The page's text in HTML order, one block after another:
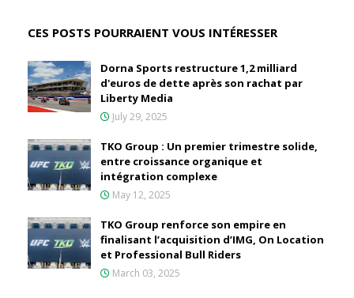
CES POSTS POURRAIENT VOUS INTÉRESSER
Dorna Sports restructure 1,2 milliard
d'euros de dette après son rachat par
Liberty Media
July 29, 2025
TKO Group : Un premier trimestre solide,
entre croissance organique et
intégration complexe
May 12, 2025
TKO Group renforce son empire en
finalisant l’acquisition d’IMG, On Location
et Professional Bull Riders
March 03, 2025